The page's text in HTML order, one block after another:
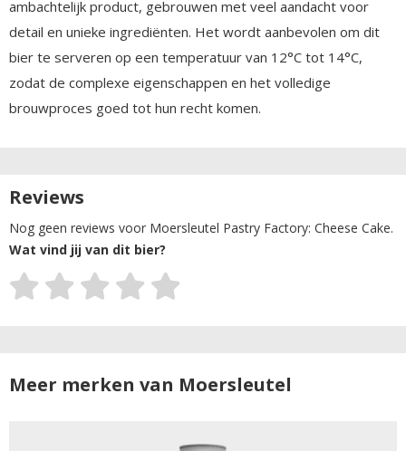
ambachtelijk product, gebrouwen met veel aandacht voor
detail en unieke ingrediënten. Het wordt aanbevolen om dit
bier te serveren op een temperatuur van 12°C tot 14°C,
zodat de complexe eigenschappen en het volledige
brouwproces goed tot hun recht komen.
Reviews
Nog geen reviews voor Moersleutel Pastry Factory: Cheese Cake.
Wat vind jij van dit bier?
Meer merken van Moersleutel